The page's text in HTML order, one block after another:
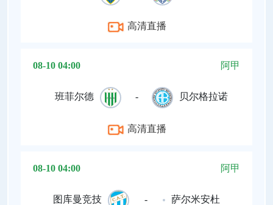
高清直播
08-10 04:00 阿甲
班菲尔德 - 贝尔格拉诺
高清直播
08-10 04:00 阿甲
图库曼竞技 - 萨尔米安杜